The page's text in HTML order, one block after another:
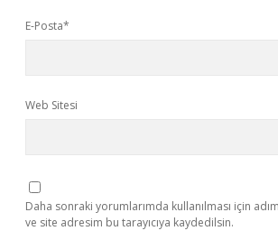
E-Posta*
Web Sitesi
Daha sonraki yorumlarımda kullanılması için
ve site adresim bu tarayıcıya kaydedilsin.